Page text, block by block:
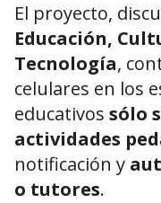
El proyecto,
Educación,
Tecnología,
celulares en los
educativos sólo
actividades
notificación y
o tutores.